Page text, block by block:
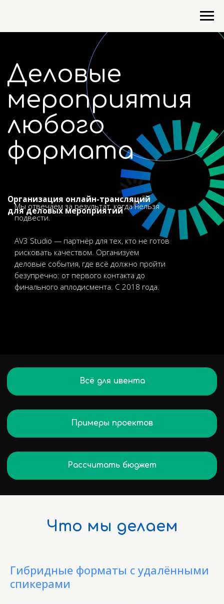
мероприятия
любого
формата
Организация онлайн-трансляций
для деловых мероприятий
Мы отвечаем за результат, когда нельзя
подвести.
AV3 Studio — партнёр для тех, кто не готов
безупречно: от первого контакта до
финального аплодисмента. С 2018 года.
Что мы делаем
Гибридные форматы с удалёнными
спикерами